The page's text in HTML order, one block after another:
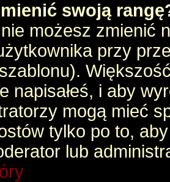
swoją
możesz zmienić
przy
napisałeś, i aby
mogą mieć
tylko po to,
lub